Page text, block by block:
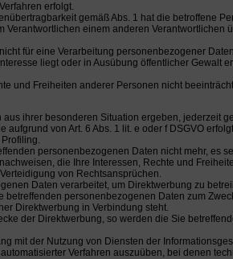
erfolgt.
gemäß Abs. 1 hat die betroffene
Verantwortlichen einem anderen Verantwortlichen
für eine Verarbeitung personenbezogener
liegt oder in Ausübung öffentlicher Gewalt
und Freiheiten anderer Personen nicht
ihrer besonderen Situation ergeben, jederzeit
aufgrund von Art. 6 Abs. 1 lit. e oder f DSGVO
personenbezogenen Daten nicht mehr, es
die Ihre Interessen, Rechte und
von Rechtsansprüchen.
Daten verarbeitet, um Direktwerbung zu
betreffenden personenbezogenen Daten zum
Direktwerbung in Verbindung steht.
der Direktwerbung, so werden die Sie
mit der Nutzung von Diensten der
Verfahren auszuüben, bei denen